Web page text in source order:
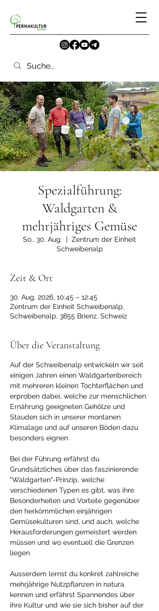
Spezialführung:
Waldgarten &
mehrjähriges Gemüse
So., 30. Aug.
  |
Zentrum der Einheit
Schweibenalp
Zeit & Ort
30. Aug. 2026, 10:45 – 12:45
Zentrum der Einheit Schweibenalp,
Schweibenalp, 3855 Brienz, Schweiz
Über die Veranstaltung
Auf der Schweibenalp entwickeln wir seit
einigen Jahren einen Waldgartenbereich
mit mehreren kleinen Tochterflächen und
erproben dabei, welche zur menschlichen
Ernährung geeigneten Gehölze und
Stauden sich in unserer montanen
Klimalage und auf unseren Böden dazu
besonders eignen.
Bei der Führung erfährst du
Grundsätzliches über das faszinierende
"Waldgarten"-Prinzip, welche
verschiedenen Typen es gibt, was ihre
Besonderheiten und Vorteile gegenüber
den herkömmlichen einjährigen
Gemüsekulturen sind, und auch, welche
Herausforderungen gemeistert werden
müssen und wo eventuell die Grenzen
liegen.
Ausserdem lernst du konkret zahlreiche
mehrjährige Nutzpflanzen in natura
kennen und erfährst Spannendes über
ihre Kultur und wie sie sich bisher auf der